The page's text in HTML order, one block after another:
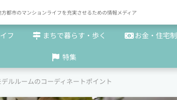
都市のマンションライフを充実させるための情報メディア
フ まちで暮らす・歩く お金・住宅
特集
ルルームのコーディネートポイント